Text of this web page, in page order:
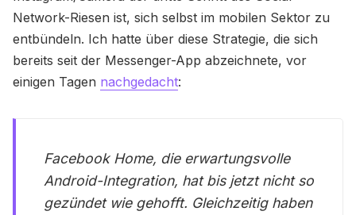
Network-Riesen ist, sich selbst im mobilen Sektor zu
entbündeln. Ich hatte über diese Strategie, die sich
bereits seit der Messenger-App abzeichnete, vor
einigen Tagen nachgedacht:
Facebook Home, die erwartungsvolle
Android-Integration, hat bis jetzt nicht so
gezündet wie gehofft. Gleichzeitig haben